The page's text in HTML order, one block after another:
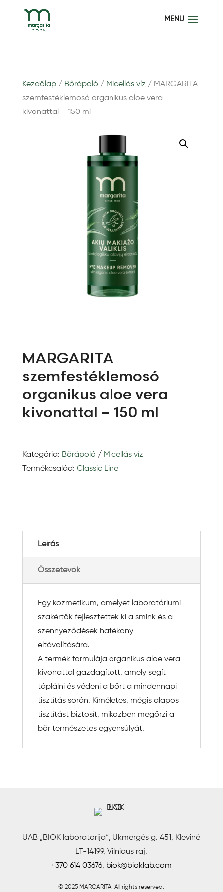
Kezdőlap/ Bőrápoló / Micellás víz / MARGARITA
szemfestéklemosó organikus aloe vera
kivonattal – 150 ml
MARGARITA
szemfestéklemosó
organikus aloe vera
kivonattal – 150 ml
Kategória: Bőrápoló / Micellás víz
Termékcsalád: Classic Line
Leírás
Összetevők
Egy kozmetikum, amelyet laboratóriumi
szakértők fejlesztettek ki a smink és a
szennyeződések hatékony
eltávolítására.
A termék formulája organikus aloe vera
kivonattal gazdagított, amely segít
táplálni és védeni a bőrt a mindennapi
tisztítás során. Kíméletes, mégis alapos
tisztítást biztosít, miközben megőrzi a
bőr természetes egyensúlyát.
UAB „BIOK laboratorija“, Ukmergės g. 451, Klevinė
LT-14199, Vilniaus raj.
+370 614 03676, biok@bioklab.com
© 2025 MARGARITA.All rights reserved.